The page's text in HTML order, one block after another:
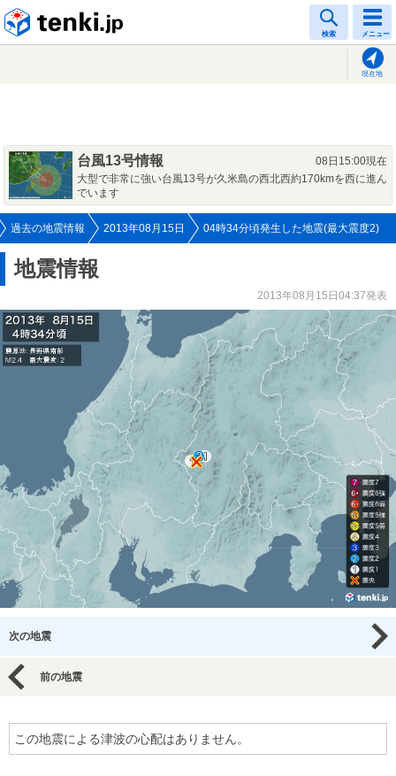
検索 メニュー
現在地
台風13号情報
08日15:00現在
大型で非常に強い台風13号が久米島の西北西約170kmを西に進ん
でいます
過去の地震情報 2013年08月15日 04時34分頃発生した地震(最大震度2)
地震情報
2013年08月15日04:37発表
次の地震
前の地震
この地震による津波の心配はありません。